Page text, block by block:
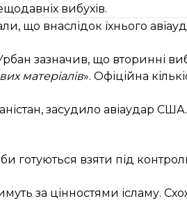
вибухів.
що внаслідок їхнього
зазначив, що вторинні
матеріалів». Офіційна
засудило авіаудар
готуються взяти під
за цінностями ісламу.